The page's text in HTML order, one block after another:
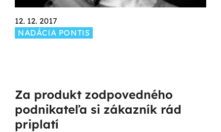
12. 12. 2017
NADÁCIA PONTIS
Za produkt zodpovedného
podnikateľa si zákazník rád
priplatí